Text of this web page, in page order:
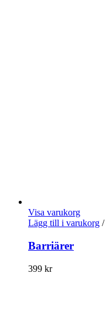
Visa varukorg
Lägg till i varukorg /
Barriärer
399 kr